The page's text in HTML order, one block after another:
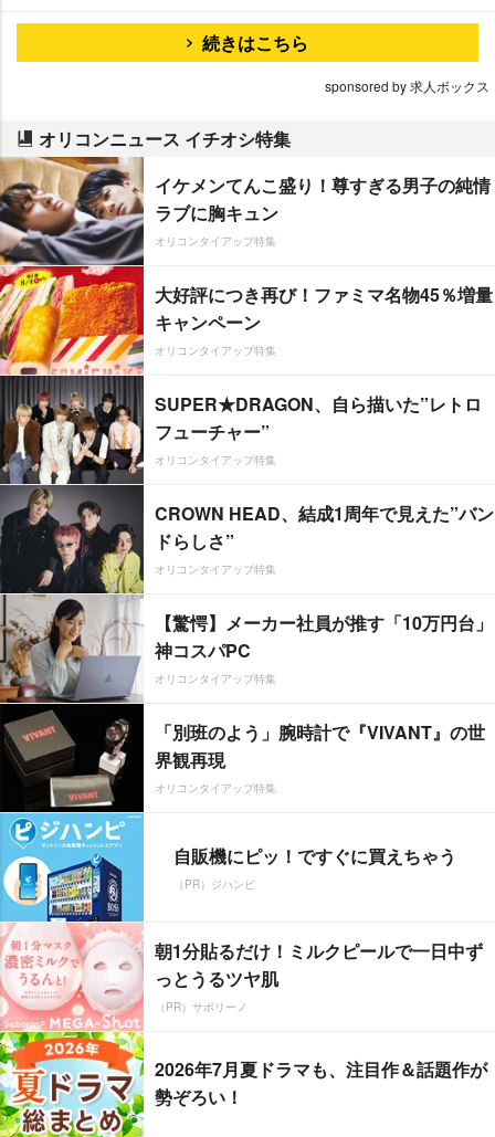
続きはこちら
sponsored by 求人ボックス
オリコンニュース イチオシ特集
イケメンてんこ盛り！尊すぎる男子の純情
ラブに胸キュン
オリコンタイアップ特集
大好評につき再び！ファミマ名物45％増量
キャンペーン
オリコンタイアップ特集
SUPER★DRAGON、自ら描いた”レトロ
フューチャー”
オリコンタイアップ特集
CROWN HEAD、結成1周年で見えた”バン
ドらしさ”
オリコンタイアップ特集
【驚愕】メーカー社員が推す「10万円台」
神コスパPC
オリコンタイアップ特集
「別班のよう」腕時計で『VIVANT』の世
界観再現
オリコンタイアップ特集
自販機にピッ！ですぐに買えちゃう
（PR）ジハンピ
朝1分貼るだけ！ミルクピールで一日中ず
っとうるツヤ肌
（PR）サボリーノ
2026年7月夏ドラマも、注目作＆話題作が
勢ぞろい！